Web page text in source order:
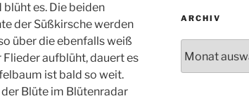
es. Die beiden
der Süßkirsche werden
über die ebenfalls weiß
Flieder aufblüht, dauert es
ist bald so weit.
Blüte im Blütenradar
ARCHIV